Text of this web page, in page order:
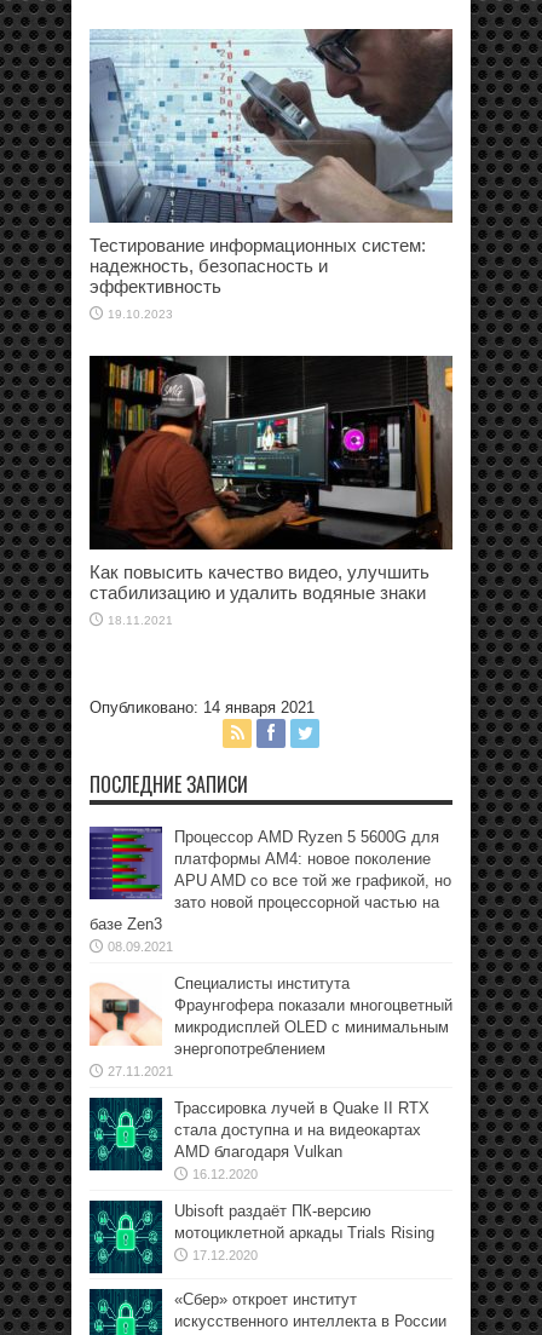
Тестирование информационных систем:
надежность, безопасность и
эффективность
19.10.2023
Как повысить качество видео, улучшить
стабилизацию и удалить водяные знаки
18.11.2021
Опубликовано: 14 января 2021
ПОСЛЕДНИЕ ЗАПИСИ
Процессор AMD Ryzen 5 5600G для
платформы АМ4: новое поколение
APU AMD со все той же графикой, но
зато новой процессорной частью на
базе Zen3
08.09.2021
Специалисты института
Фраунгофера показали многоцветный
микродисплей OLED с минимальным
энергопотреблением
27.11.2021
Трассировка лучей в Quake II RTX
стала доступна и на видеокартах
AMD благодаря Vulkan
16.12.2020
Ubisoft раздаёт ПК-версию
мотоциклетной аркады Trials Rising
17.12.2020
«Сбер» откроет институт
искусственного интеллекта в России